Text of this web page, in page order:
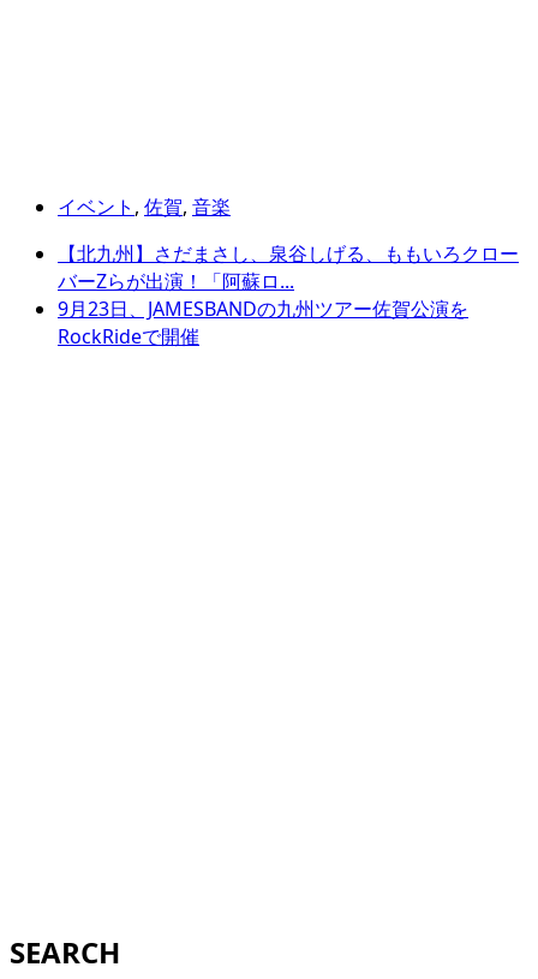
イベント , 佐賀, 音楽
【北九州】さだまさし、泉谷しげる、ももいろクロー
バーZらが出演！「阿蘇ロ...
9月23日、JAMESBANDの九州ツアー佐賀公演を
RockRideで開催
SEARCH